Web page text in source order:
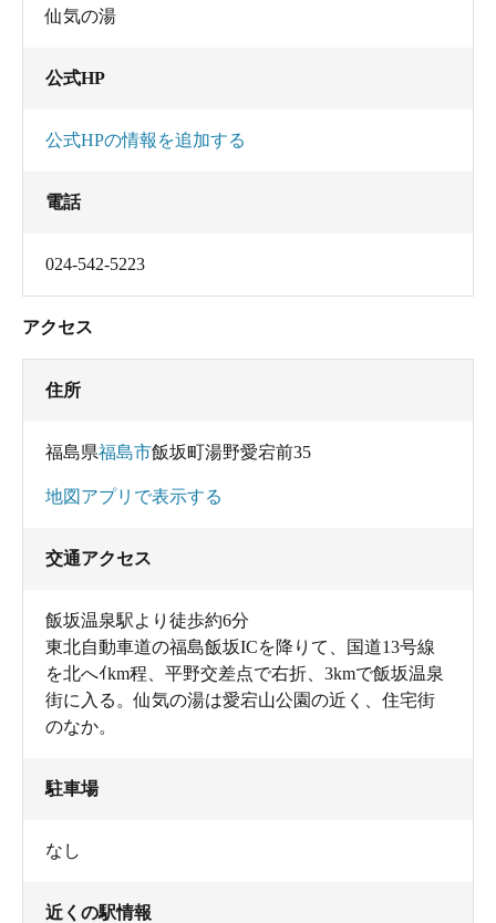
仙気の湯
公式HP
公式HPの情報を追加する
電話
024-542-5223
アクセス
住所
福島県福島市飯坂町湯野愛宕前35
地図アプリで表示する
交通アクセス
飯坂温泉駅より徒歩約6分
東北自動車道の福島飯坂ICを降りて、国道13号線
を北へｲkm程、平野交差点で右折、3kmで飯坂温泉
街に入る。仙気の湯は愛宕山公園の近く、住宅街
のなか。
駐車場
なし
近くの駅情報